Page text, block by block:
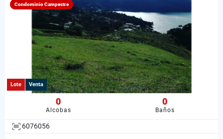
Condominio Campestre
Lote Venta
0
Alcobas
0
Baños
6076056